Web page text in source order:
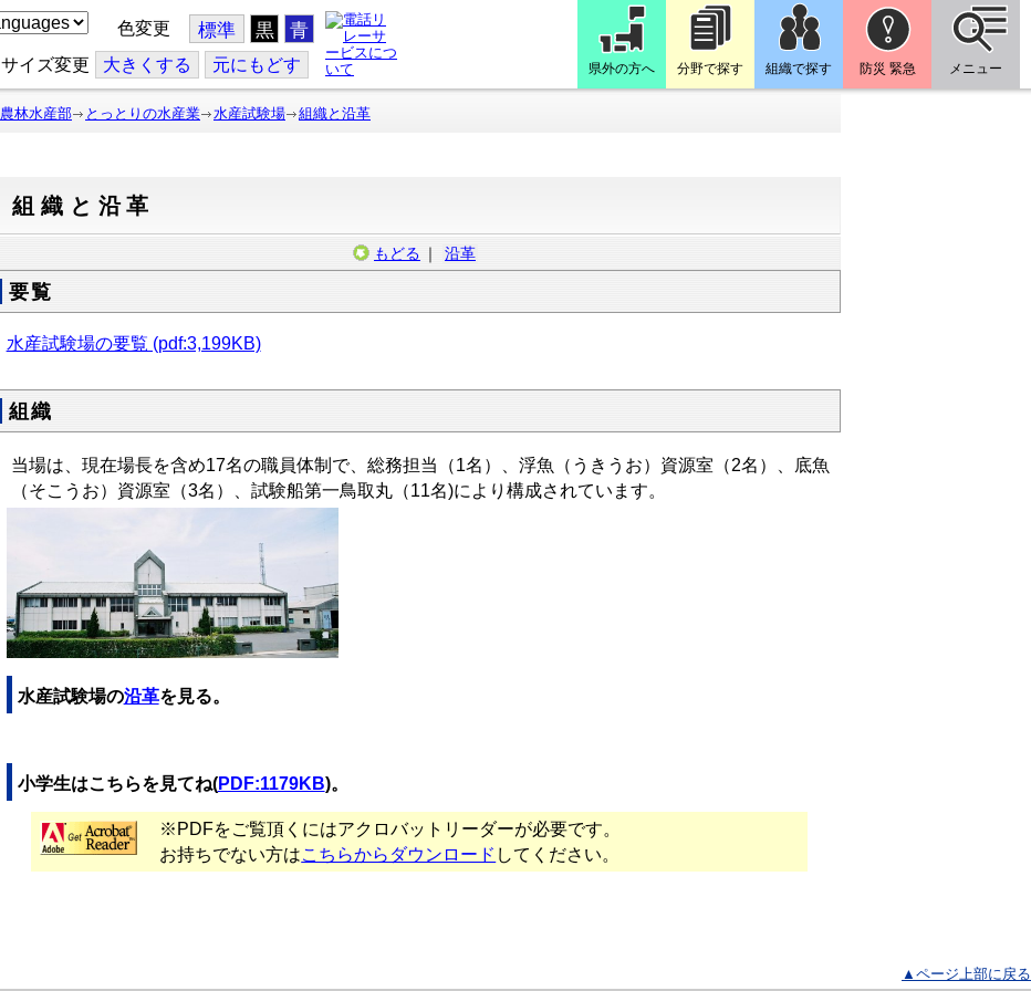
色変更 標準 黒 青
サイズ変更 大きくする 元にもどす 県外の方へ 分野で探す 組織で探す 防災 緊急 メニュー
農林水産部 とっとりの水産業 水産試験場 組織と沿革
組織と沿革
もどる ｜ 沿革
要覧
水産試験場の要覧 (pdf:3,199KB)
組織
当場は、現在場長を含め17名の職員体制で、総務担当（1名）、浮魚（うきうお）資源室（2名）、底魚
（そこうお）資源室（3名）、試験船第一鳥取丸（11名)により構成されています。
水産試験場の沿革を見る。
小学生はこちらを見てね(PDF:1179KB)。
※PDFをご覧頂くにはアクロバットリーダーが必要です。
お持ちでない方はこちらからダウンロード してください。
▲ページ上部に戻る